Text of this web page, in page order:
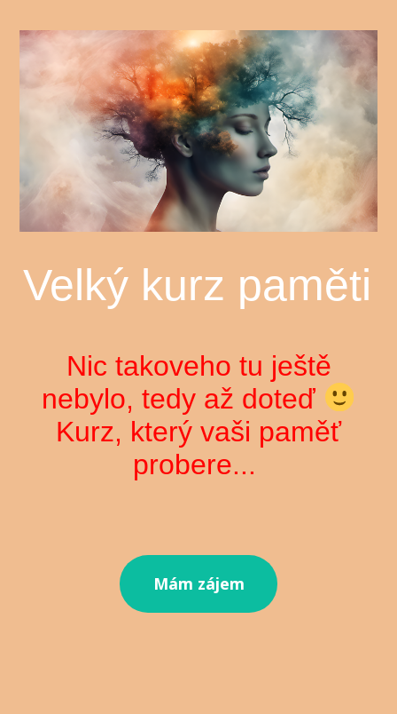
Velký kurz paměti
Nic takoveho tu ještě
nebylo, tedy až doteď
Kurz, který vaši paměť
probere...
Mám zájem